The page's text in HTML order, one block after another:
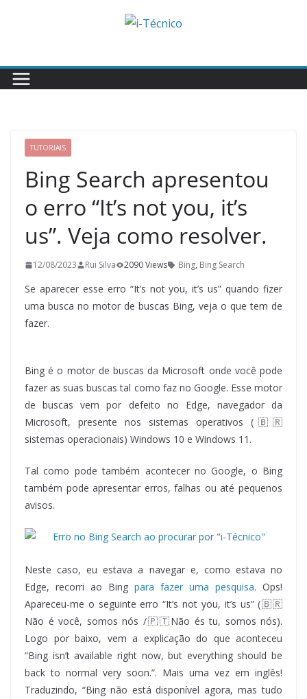
TUTORIAIS
Bing Search apresentou
o erro “It’s not you, it’s
us”. Veja como resolver.
12/08/2023 Rui Silva 2090 Views Bing, Bing Search
Se aparecer esse erro “It’s not you, it’s us” quando fizer
uma busca no motor de buscas Bing, veja o que tem de
fazer.
Bing é o motor de buscas da Microsoft onde você pode
fazer as suas buscas tal como faz no Google. Esse motor
de buscas vem por defeito no Edge, navegador da
Microsoft, presente nos sistemas operativos (🇧🇷
sistemas operacionais) Windows 10 e Windows 11.
Tal como pode também acontecer no Google, o Bing
também pode apresentar erros, falhas ou até pequenos
avisos.
Neste caso, eu estava a navegar e, como estava no
Edge, recorri ao Bing para fazer uma pesquisa. Ops!
Apareceu-me o seguinte erro “It’s not you, it’s us” (🇧🇷
Não é você, somos nós /🇵🇹Não és tu, somos nós).
Logo por baixo, vem a explicação do que aconteceu
“Bing isn’t available right now, but everything should be
back to normal very soon.”. Mais uma vez em inglês!
Traduzindo, “Bing não está disponível agora, mas tudo